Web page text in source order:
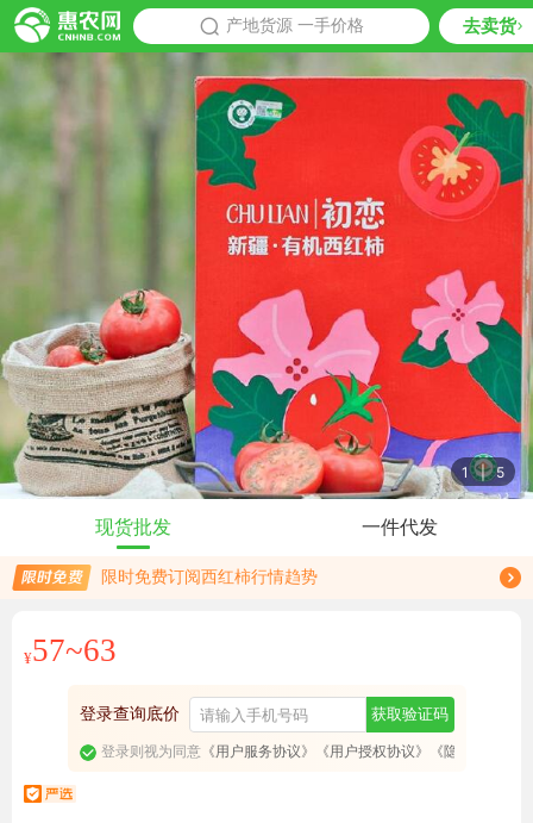
产地货源 一手价格 去卖货
推荐
1 | 5
现货批发 一件代发
限时免费订阅西红柿行情趋势
¥57~63
登录查询底价 获取验证码
登录则视为同意《用户服务协议》 《用户授权协议》 《隐私政策》